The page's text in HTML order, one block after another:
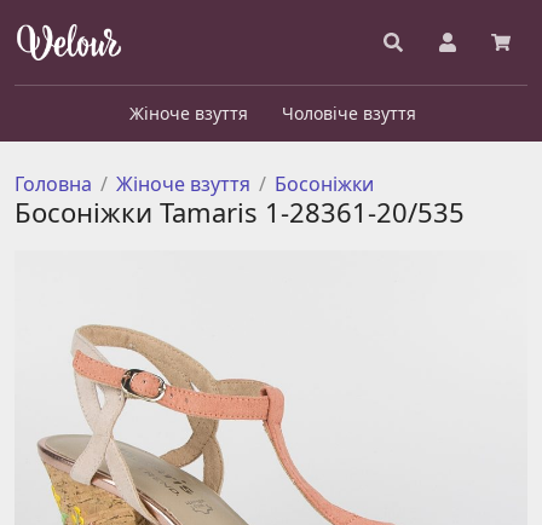
Жіноче взуття Чоловіче взуття
Головна Жіноче взуття Босоніжки
Босоніжки Tamaris 1-28361-20/535